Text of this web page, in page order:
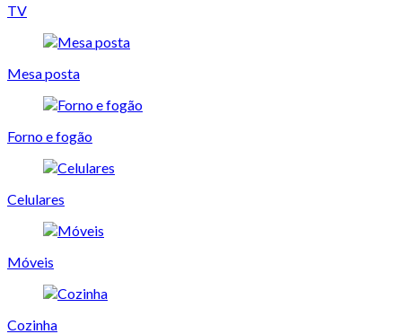
TV
Mesa posta
Forno e fogão
Celulares
Móveis
Cozinha